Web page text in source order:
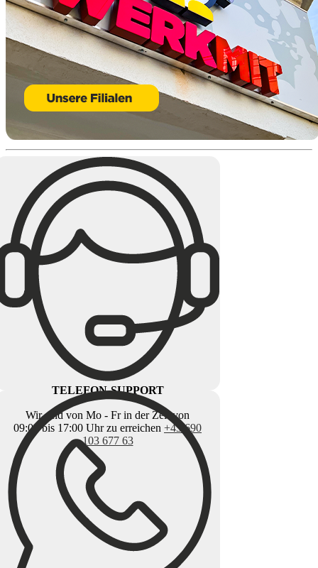
TELEFON-SUPPORT
Wir sind von Mo - Fr in der Zeit von
09:00 bis 17:00 Uhr zu erreichen +43 690
103 677 63